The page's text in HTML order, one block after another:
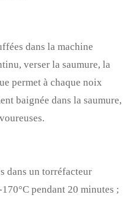
dans la machine
verser la saumure, la
permet à chaque noix
baignée dans la saumure,
dans un torréfacteur
pendant 20 minutes ;